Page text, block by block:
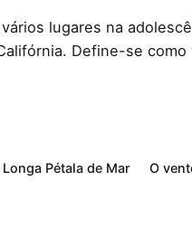
lugares na
Define-se como
Longa Pétala de Mar
O